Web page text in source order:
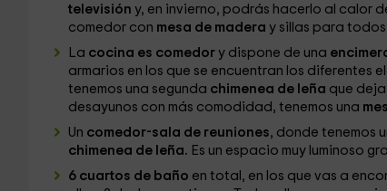
televisión y, en invierno, podrás hacerlo al calor
comedor con mesa de madera y sillas para
La cocina es comedory dispone de una
armarios en los que se encuentran los diferentes
tenemos una segunda chimenea de leña que
desayunos con más comodidad, tenemos una
Un comedor-sala de reuniones, donde tenemos
chimenea de leña. Es un espacio muy luminoso
6 cuartos de baño en total, en los que vas a